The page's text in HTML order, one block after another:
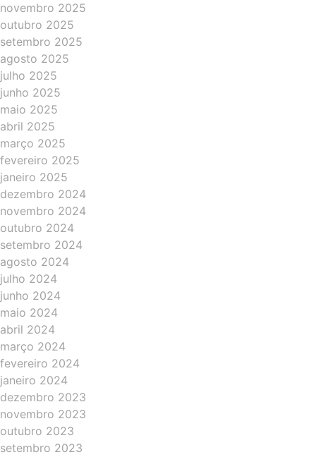
novembro 2025
outubro 2025
setembro 2025
agosto 2025
julho 2025
junho 2025
maio 2025
abril 2025
março 2025
fevereiro 2025
janeiro 2025
dezembro 2024
novembro 2024
outubro 2024
setembro 2024
agosto 2024
julho 2024
junho 2024
maio 2024
abril 2024
março 2024
fevereiro 2024
janeiro 2024
dezembro 2023
novembro 2023
outubro 2023
setembro 2023